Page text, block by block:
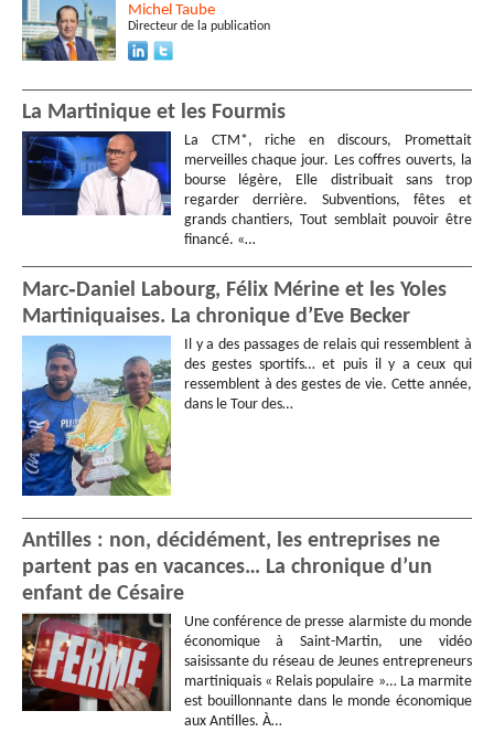
Michel Taube
Directeur de la publication
La Martinique et les Fourmis
La CTM*, riche en discours, Promettait
merveilles chaque jour. Les coffres ouverts, la
bourse légère, Elle distribuait sans trop
regarder derrière. Subventions, fêtes et
grands chantiers, Tout semblait pouvoir être
financé. «…
Marc‑Daniel Labourg, Félix Mérine et les Yoles
Martiniquaises. La chronique d’Eve Becker
Il y a des passages de relais qui ressemblent à
des gestes sportifs… et puis il y a ceux qui
ressemblent à des gestes de vie. Cette année,
dans le Tour des…
Antilles : non, décidément, les entreprises ne
partent pas en vacances… La chronique d’un
enfant de Césaire
Une conférence de presse alarmiste du monde
économique à Saint-Martin, une vidéo
saisissante du réseau de Jeunes entrepreneurs
martiniquais « Relais populaire »… La marmite
est bouillonnante dans le monde économique
aux Antilles. À…